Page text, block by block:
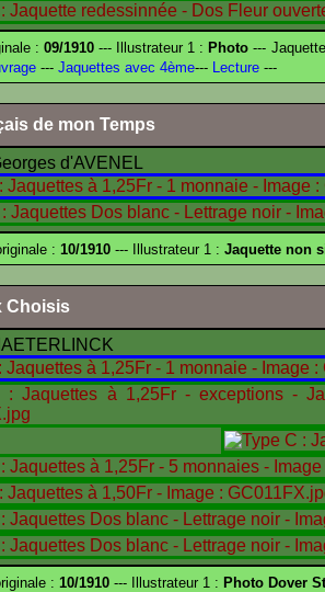
:09/1910 --- Illustrateur 1 : Photo ---
--- Jaquettes avec 4ème--- Lecture ---
de mon Temps
d'AVENEL
: 10/1910 --- Illustrateur 1 : Jaquette non
Choisis
: 10/1910 --- Illustrateur 1 : Photo Dover